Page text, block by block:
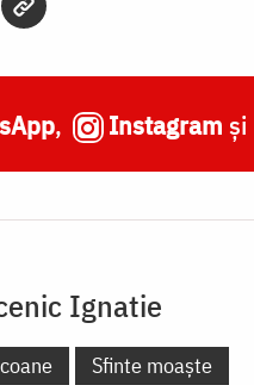
, Instagram și
Ignatie
Sfinte moaște